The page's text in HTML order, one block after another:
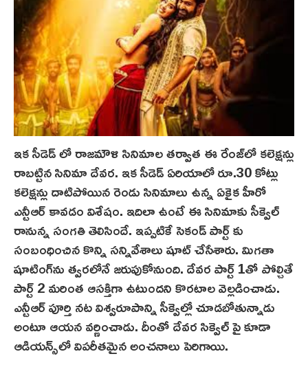
ఇక సీడెడ్ లో రాజమౌళి సినిమాల తర్వాత ఈ రేంజ్‌లో కలెక్షన్లు
రాబట్టిన సినిమా దేవర. ఇక సీడెడ్ ఏరియాలో రూ.30 కోట్లు
కలెక్షన్లు దాటిపోయిన రెండు సినిమాలు ఉన్న ఏకైక హీరో
ఎన్టీఆర్ కావడం విశేషం. ఇదిలా ఉంటే ఈ సినిమాకు సీక్వెల్
రానున్న సంగతి తెలిసిందే. ఇప్పటికే సెకండ్ పార్ట్ కు
సంబంధించిన కొన్ని సన్నివేశాలు షూట్ చేసేశారు. మిగతా
షూటింగ్‌ను త్వరలోనే జరుపుకోనుంది. దేవ‌ర‌ పార్ట్ 1తో పోల్చితే
పార్ట్ 2 మరింత ఆసక్తిగా ఉటుందని కొరటాల వెల్లడించాడు.
ఎన్టీఆర్ పూర్తి నట విశ్వరూపాన్ని సీక్వెల్లో చూడబోతున్నాడు
అంటూ ఆయన వర్ణించాడు. దీంతో దేవర సిక్వెల్ పై కూడా
ఆడియన్స్‌లో విపరీతమైన అంచనాలు పెరిగాయి.